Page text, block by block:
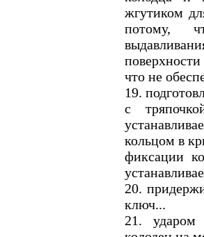
жгутиком
потому,
что не
19.
с
кольцом в
фиксации
20.
ключ...
21. ударом